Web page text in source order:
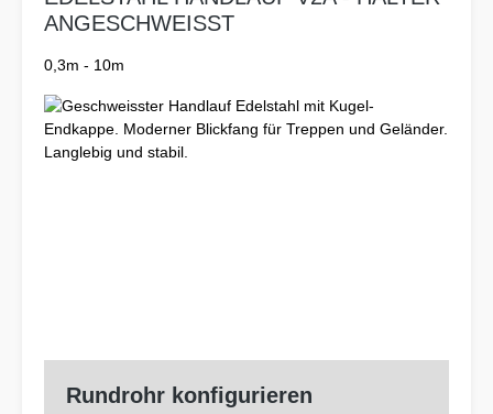
ANGESCHWEISST
0,3m - 10m
Rundrohr konfigurieren